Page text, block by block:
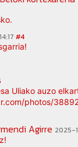
#4
Uliako auzo
photos/
Agirre 2025-